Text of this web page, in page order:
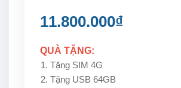
11.800.000₫
QUÀ TẶNG:
Tặng SIM 4G
Tặng USB 64GB